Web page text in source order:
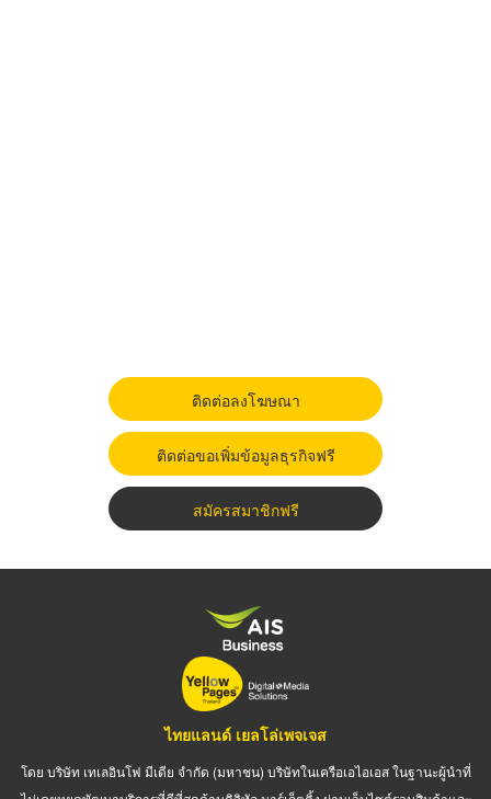
ติดต่อลงโฆษณา
ติดต่อขอเพิ่มข้อมูลธุรกิจฟรี
สมัครสมาชิกฟรี
ไทยแลนด์ เยลโล่เพจเจส
โดย บริษัท เทเลอินโฟ มีเดีย จำกัด (มหาชน) บริษัทในเครือเอไอเอส ในฐานะผู้นำที่